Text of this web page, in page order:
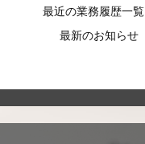
最近の業務履歴一覧
最新のお知らせ